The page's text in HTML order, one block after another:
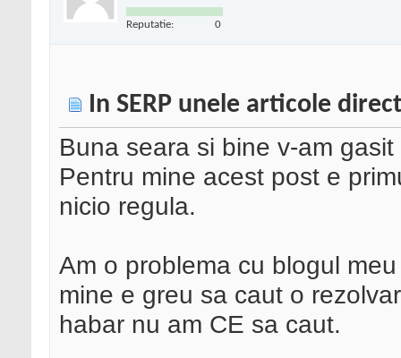
Reputatie: 0
In SERP unele articole
Buna seara si bine v-am
Pentru mine acest post e
nicio regula.
Am o problema cu blogul
mine e greu sa caut o
habar nu am CE sa caut.